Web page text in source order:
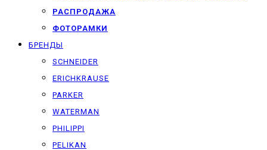
РАСПРОДАЖА
ФОТОРАМКИ
БРЕНДЫ
SCHNEIDER
ERICHKRAUSE
PARKER
WATERMAN
PHILIPPI
PELIKAN